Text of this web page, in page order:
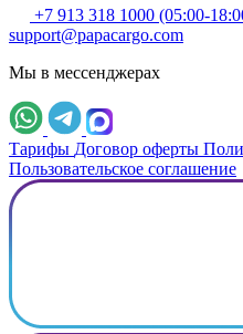
+7 913 318 1000 (05:00-
support@papacargo.com
Мы в мессенджерах
Тарифы Договор оферты
Пользовательское соглашение